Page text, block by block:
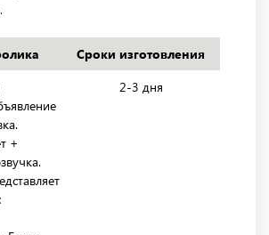
Сроки изготовления
+
2-3 дня